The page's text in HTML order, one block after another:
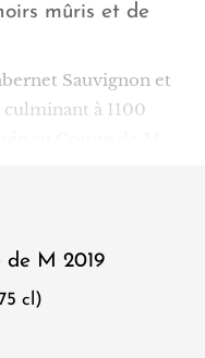
mûris et de
Sauvignon et
à 1100
captivante avec
tabac froid,
à la
pureté
M 2019
cl)